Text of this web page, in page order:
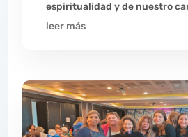
espiritualidad y de nuestro
leer más